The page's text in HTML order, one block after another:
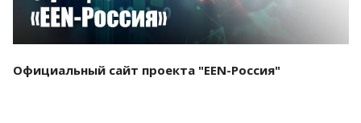
Официальный сайт проекта "EEN-Россия"